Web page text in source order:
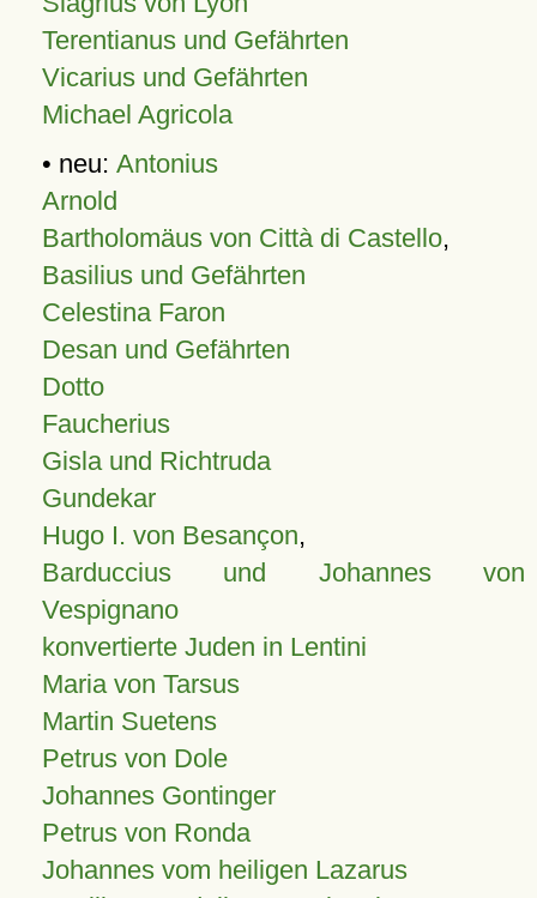
Terentianus und Gefährten
Vicarius und Gefährten
Michael Agricola
• neu: Antonius
Arnold
Bartholomäus von Città di Castello,
Basilius und Gefährten
Celestina Faron
Desan und Gefährten
Dotto
Faucherius
Gisla und Richtruda
Gundekar
Hugo I. von Besançon,
Barduccius und Johannes von
Vespignano
konvertierte Juden in Lentini
Maria von Tarsus
Martin Suetens
Petrus von Dole
Johannes Gontinger
Petrus von Ronda
Johannes vom heiligen Lazarus